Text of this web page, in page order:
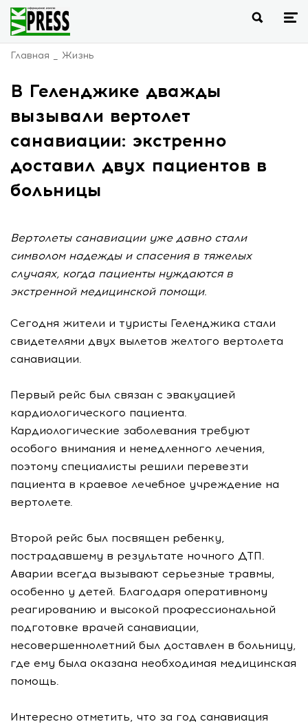
Главная Жизнь
В Геленджике дважды
вызывали вертолет
санавиации: экстренно
доставил двух пациентов в
больницы
Вертолеты санавиации уже давно стали
символом надежды и спасения в тяжелых
случаях, когда пациенты нуждаются в
экстренной медицинской помощи.
Сегодня жители и туристы Геленджика стали
свидетелями двух вылетов желтого вертолета
санавиации.
Первый рейс был связан с эвакуацией
кардиологического пациента.
Кардиологические заболевания требуют
особого внимания и немедленного лечения,
поэтому специалисты решили перевезти
пациента в краевое лечебное учреждение на
вертолете.
Второй рейс был посвящен ребенку,
пострадавшему в результате ночного ДТП.
Аварии всегда вызывают серьезные травмы,
особенно у детей. Благодаря оперативному
реагированию и высокой профессиональной
подготовке врачей санавиации,
несовершеннолетний был доставлен в больницу,
где ему была оказана необходимая медицинская
помощь.
Интересно отметить, что за год санавиация